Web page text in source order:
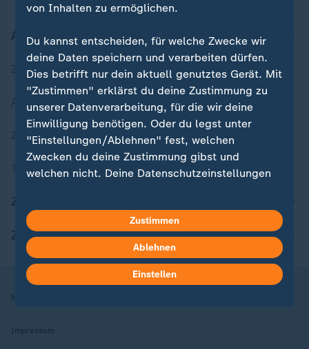
Aktuell bei ZDFheute
Zuletzt veröffentlicht
Aktuelle Sendungs-Videos
ZDFheute Stories
Themen im Überblick
ZDFheute Apps
Nutzungsbedingungen
Impressum
von Inhalten zu ermöglichen.
Du kannst entscheiden, für welche Zwecke wir
deine Daten speichern und verarbeiten dürfen.
Dies betrifft nur dein aktuell genutztes Gerät. Mit
"Zustimmen" erklärst du deine Zustimmung zu
unserer Datenverarbeitung, für die wir deine
Einwilligung benötigen. Oder du legst unter
"Einstellungen/Ablehnen" fest, welchen
Zwecken du deine Zustimmung gibst und
welchen nicht. Deine Datenschutzeinstellungen
Hier findest du das Impressum.
Weitere Informationen findest du in unserer
Datenschutzerklärung.
Zustimmen
Ablehnen
Einstellen